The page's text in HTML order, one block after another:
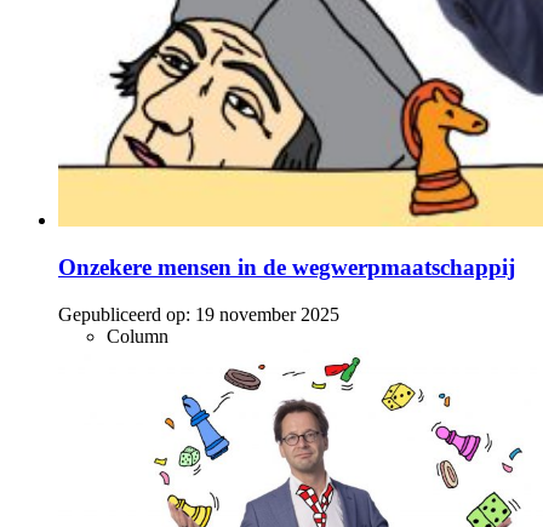
Onzekere mensen in de wegwerpmaatschappij
Gepubliceerd op: 19 november 2025
Column